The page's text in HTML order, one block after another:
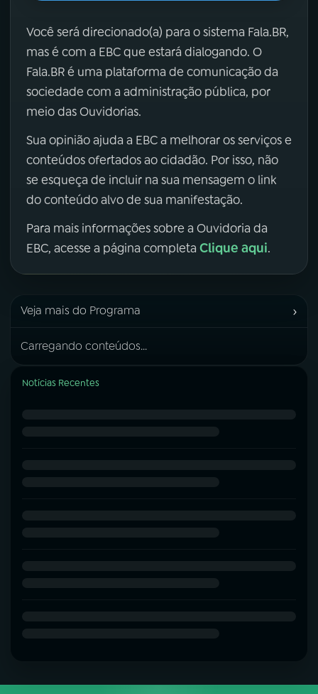
Você será direcionado(a) para o sistema Fala.BR,
mas é com a EBC que estará dialogando. O
Fala.BR é uma plataforma de comunicação da
sociedade com a administração pública, por
meio das Ouvidorias.
Sua opinião ajuda a EBC a melhorar os serviços e
conteúdos ofertados ao cidadão. Por isso, não
se esqueça de incluir na sua mensagem o link
do conteúdo alvo de sua manifestação.
Para mais informações sobre a Ouvidoria da
EBC, acesse a página completa Clique aqui.
Veja mais do Programa ›
Carregando conteúdos...
Notícias Recentes